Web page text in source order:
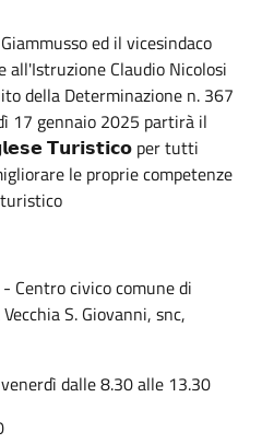
ed il vicesindaco
all'Istruzione Claudio Nicolosi
della Determinazione n. 367
17 gennaio 2025 partirà il
𝗧𝘂𝗿𝗶𝘀𝘁𝗶𝗰𝗼 per tutti
le proprie competenze
Centro civico comune di
S. Giovanni, snc,
dalle 8.30 alle 13.30